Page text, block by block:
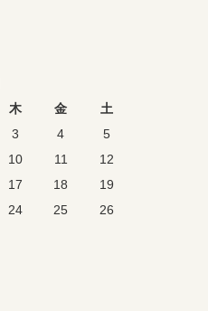
木 金
土
3 4
5
10 11
12
17 18
19
24 25
26